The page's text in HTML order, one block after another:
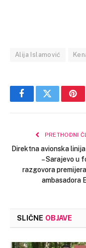
Alija Islamović
FacebookTwitter
PRETHODNI
Direktna avionska
– Sarajevo u
razgovora
ambasadora
SLIČNE OBJAVE